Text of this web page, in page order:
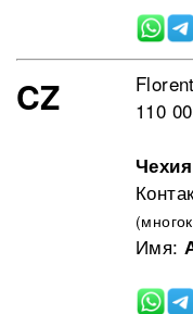
CZ
110
Чехия
Имя: